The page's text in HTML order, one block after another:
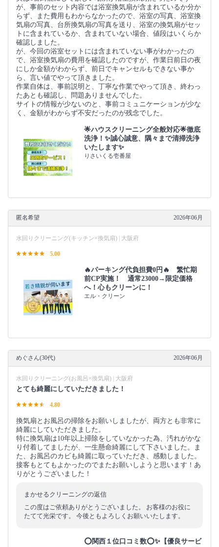
が、事前のセット内容では浴室換気扇が含まれているか分か
らず、また費用もわからなかったので、浴室の写真、浴室換
気扇の写真、台所換気扇の写真を送り、浴室の換気扇がセッ
トに含まれているか、含まれていない場合、値段はいくらか
確認しました。
が、今回の浴室セットには含まれていない事がわかったの
で、浴室換気扇の費用を確認したのですが、作業日前日の夜
にしか金額がわからず、前日でキャンセルもできない事か
ら、言い値でやって頂きました。
作業自体は、事前説明と、丁寧な作業でやって頂き、終わっ
たあとも確認し、問題ありませんでした。
サイトの情報が少ないのと、事前コミュニケーションが少な
く、金額がわからず不安だったのが残念でした。
🌟ハウスクリーニング全般対応🌟徹底
洗浄！✨誠心誠意、隅々まで清掃洗浄
いたします✨
りさいくる壱番屋
匿名希望 2026年06月
水回りクリーニング(キッチン×換気扇) | 大阪府
5.00
🔥パーキング代負担費0円🔥 繁忙期
前CP実施！ 通常23000→限定価格
へ！心もクリーンに！
エル・クリーン
めぐさん(30代) 2026年06月
水回りクリーニング(お風呂×換気扇) | 大阪府
とても綺麗にしていただきました！
4.80
換気扇とお風呂の掃除をお願いしましたが、両方とも非常に
綺麗にしていただきました。
特に換気扇は10年以上掃除をしていなかった為、汚れがかな
り付着してましたが、一生懸命綺麗にして下さいました。ま
た、お風呂のカビも綺麗に取っていただき、感動しました。
接客もとてもよかったのでまたお願いしようと思います！あ
りがとうございました！
まかせるクリーニングの返信
この度はご依頼ありがとうございました。 お客様のお役に
たてて光栄です。 今後ともよろしくお願いいたします。
⭕関西１位口コミ数⭕✨【優良サービ